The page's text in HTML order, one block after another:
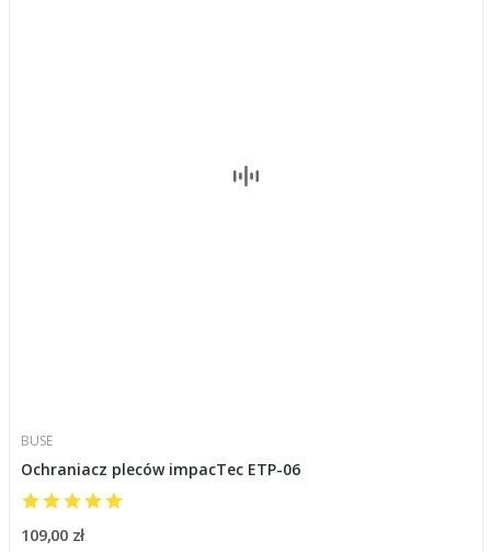
BUSE
Ochraniacz pleców impacTec ETP-06
109,00 zł